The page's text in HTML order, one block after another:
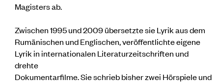
Magisters ab.
Zwischen 1995 und 2009 übersetzte sie Lyrik aus dem
Rumänischen und Englischen, veröffentlichte eigene
Lyrik in internationalen Literaturzeitschriften und
drehte
Dokumentarfilme. Sie schrieb bisher zwei Hörspiele und